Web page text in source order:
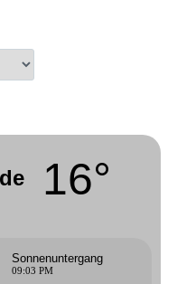
16°
Sonnenuntergang
09:03 PM